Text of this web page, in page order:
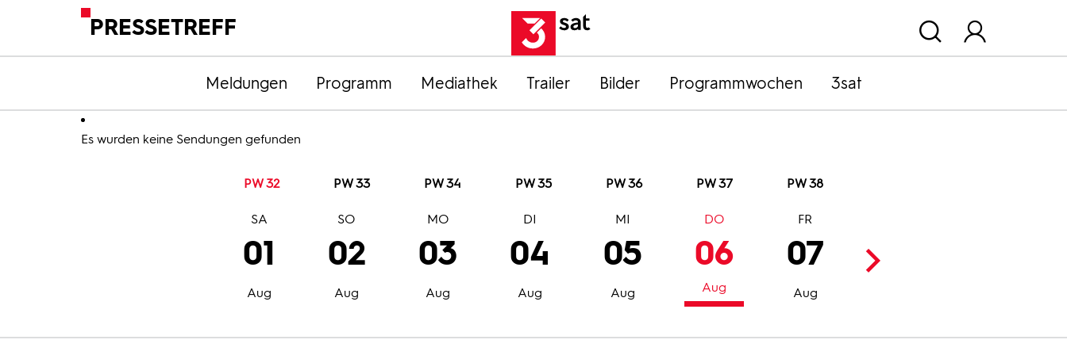
PRESSETREFF
Meldungen Programm Mediathek Trailer Bilder Programmwochen 3sat
Es wurden keine Sendungen gefunden
PW 32 PW 33 PW 34 PW 35 PW 36 PW 37 PW 38
01
Aug
SA
02
Aug
SO
03
Aug
MO
04
Aug
DI
05
Aug
MI
06
Aug
DO
07
Aug
FR
08